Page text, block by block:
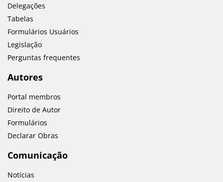
Delegações
Tabelas
Formulários Usuários
Legislação
Perguntas frequentes
Autores
Portal membros
Direito de Autor
Formulários
Declarar Obras
Comunicação
Notícias